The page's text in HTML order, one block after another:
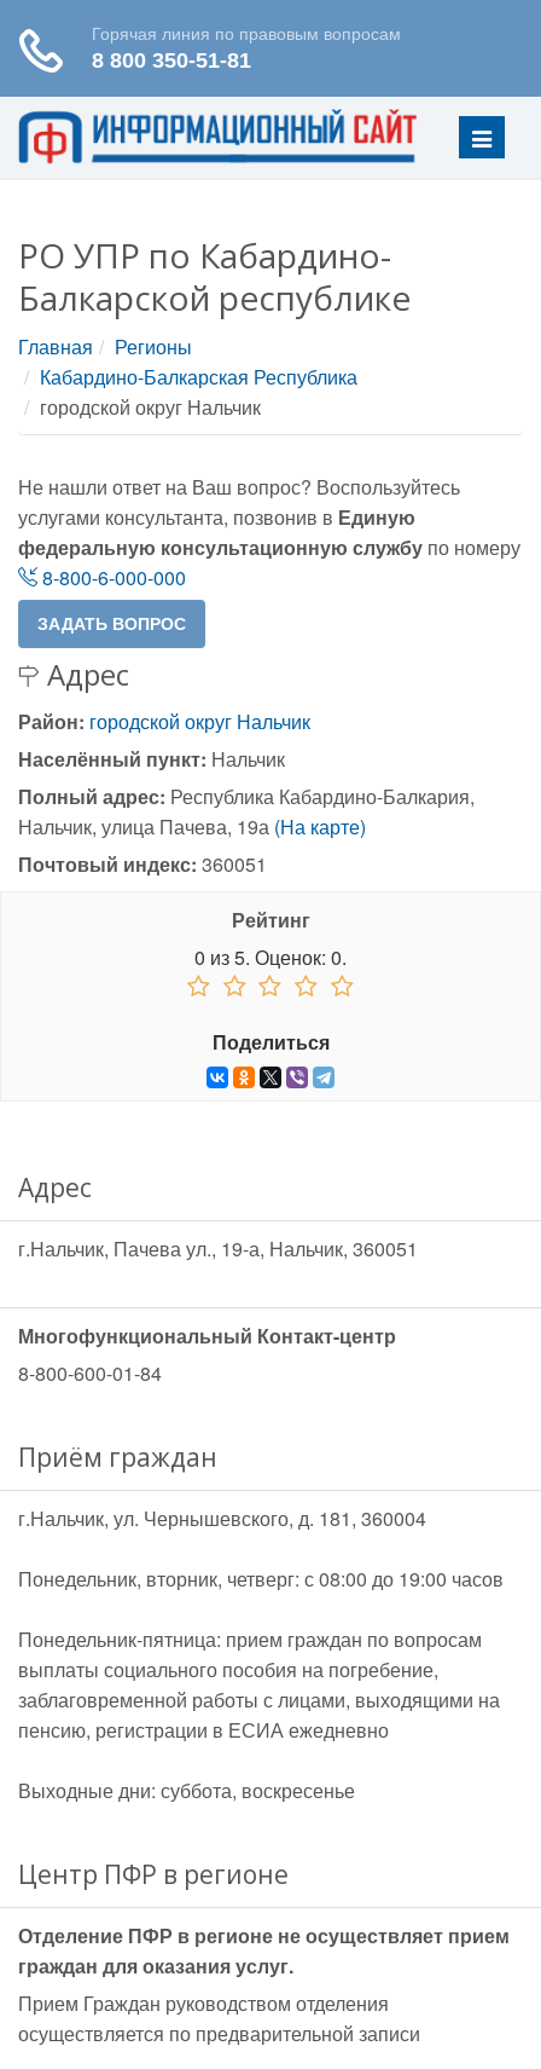
Меню
РО УПР по Кабардино-
Балкарской республике
Главная
Регионы
Кабардино-Балкарская Республика
городской округ Нальчик
Не нашли ответ на Ваш вопрос? Воспользуйтесь
услугами консультанта, позвонив в Единую
федеральную консультационную службу по номеру
8-800-6-000-000
Адрес
Район: городской округ Нальчик
Населённый пункт: Нальчик
Полный адрес: Республика Кабардино-Балкария,
Нальчик, улица Пачева, 19а (На карте)
Почтовый индекс: 360051
Рейтинг
0 из5. Оценок: 0.
Поделиться
Адрес
г.Нальчик, Пачева ул., 19-а, Нальчик, 360051
Многофункциональный Контакт-центр
8-800-600-01-84
Приём граждан
г.Нальчик, ул. Чернышевского, д. 181, 360004
Понедельник, вторник, четверг: с 08:00 до 19:00 часов
Понедельник-пятница: прием граждан по вопросам
выплаты социального пособия на погребение,
заблаговременной работы с лицами, выходящими на
пенсию, регистрации в ЕСИА ежедневно
Выходные дни: суббота, воскресенье
Центр ПФР в регионе
Отделение ПФР в регионе не осуществляет прием
граждан для оказания услуг.
Прием Граждан руководством отделения
осуществляется по предварительной записи